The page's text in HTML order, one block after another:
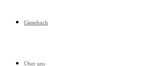
Gästebuch
Über uns